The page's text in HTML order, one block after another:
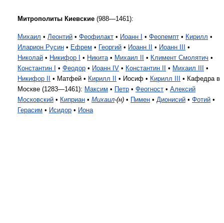
Митрополиты Киевские (988—1461):
Михаил • Леонтий • Феофилакт • Иоанн I • Феопемпт • Кирилл •
Иларион Русин • Ефрем • Георгий • Иоанн II • Иоанн III
•
Николай • Никифор I • Никита• Михаил II • Климент Смолятич •
Константин I
• Феодор • Иоанн IV • Константин II • Михаил III
•
Никифор II
• Матфей • Кирилл II • Иосиф • Кирилл III
• Кафедра в
Москве (1283—1461): Максим • Петр • Феогност • Алексий
Московский • Киприан • Михаил-(н) • Пимен • Дионисий • Фотий •
Герасим • Исидор • Иона